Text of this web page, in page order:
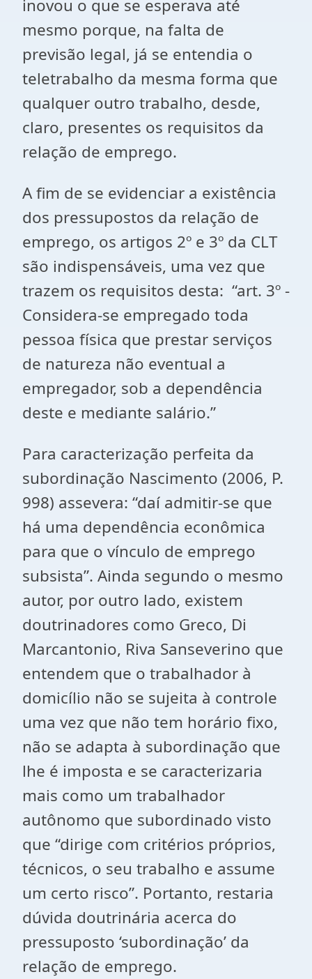
inovou o que se esperava até
mesmo porque, na falta de
previsão legal, já se entendia o
teletrabalho da mesma forma que
qualquer outro trabalho, desde,
claro, presentes os requisitos da
relação de emprego.
A fim de se evidenciar a existência
dos pressupostos da relação de
emprego, os artigos 2º e 3º da CLT
são indispensáveis, uma vez que
trazem os requisitos desta: “art. 3º -
Considera-se empregado toda
pessoa física que prestar serviços
de natureza não eventual a
empregador, sob a dependência
deste e mediante salário.”
Para caracterização perfeita da
subordinação Nascimento (2006, P.
998) assevera: “daí admitir-se que
há uma dependência econômica
para que o vínculo de emprego
subsista”. Ainda segundo o mesmo
autor, por outro lado, existem
doutrinadores como Greco, Di
Marcantonio, Riva Sanseverino que
entendem que o trabalhador à
domicílio não se sujeita à controle
uma vez que não tem horário fixo,
não se adapta à subordinação que
lhe é imposta e se caracterizaria
mais como um trabalhador
autônomo que subordinado visto
que “dirige com critérios próprios,
técnicos, o seu trabalho e assume
um certo risco”. Portanto, restaria
dúvida doutrinária acerca do
pressuposto ‘subordinação’ da
relação de emprego.